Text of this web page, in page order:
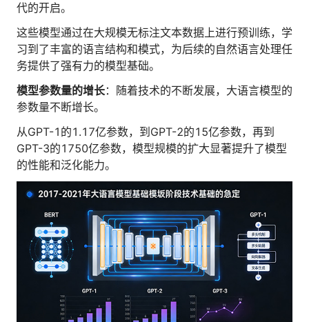
代的开启。
这些模型通过在大规模无标注文本数据上进行预训练，学
习到了丰富的语言结构和模式，为后续的自然语言处理任
务提供了强有力的模型基础。
模型参数量的增长：随着技术的不断发展，大语言模型的
参数量不断增长。
从GPT-1的1.17亿参数，到GPT-2的15亿参数，再到
GPT-3的1750亿参数，模型规模的扩大显著提升了模型
的性能和泛化能力。